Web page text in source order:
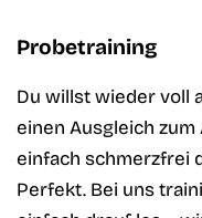
Probetraining
Du willst wieder voll
einen Ausgleich
einfach schmerzfrei
Perfekt. Bei uns